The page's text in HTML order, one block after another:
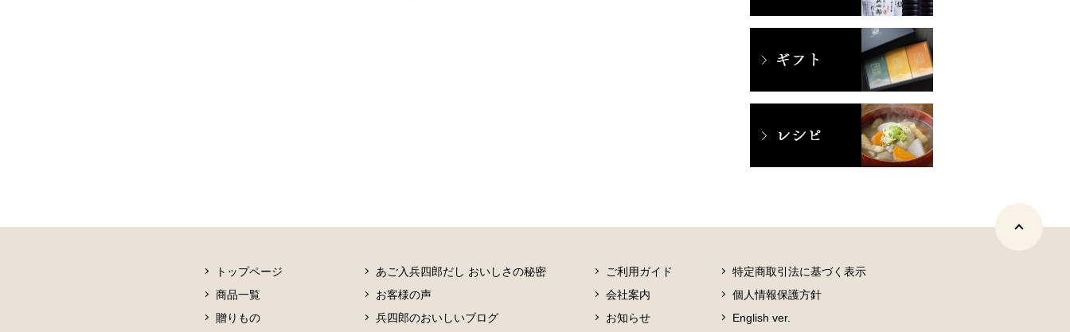
トップページ
商品一覧
贈りもの
あご入兵四郎だし おいしさの秘密
お客様の声
兵四郎のおいしいブログ
ご利用ガイド
会社案内
お知らせ
特定商取引法に基づく表示
個人情報保護方針
English ver.